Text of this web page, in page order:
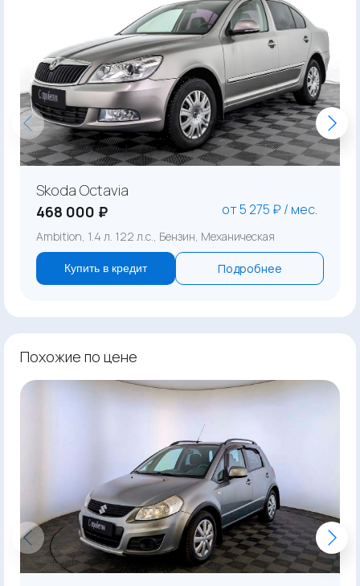
Skoda Octavia
468 000 ₽
от 5 275 ₽ / мес.
Ambition, 1.4 л. 122 л.с., Бензин, Механическая
Купить в кредит Подробнее
Похожие по цене